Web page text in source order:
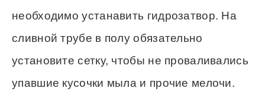
необходимо устанавить гидрозатвор. На
сливной трубе в полу обязательно
установите сетку, чтобы не проваливались
упавшие кусочки мыла и прочие мелочи.